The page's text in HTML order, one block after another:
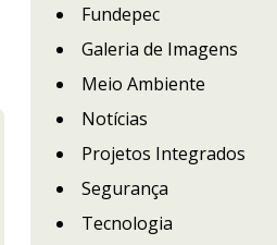
Fundepec
Galeria de Imagens
Meio Ambiente
Notícias
Projetos Integrados
Segurança
Tecnologia